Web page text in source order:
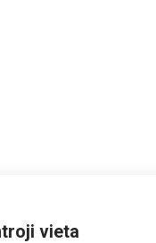
vieta